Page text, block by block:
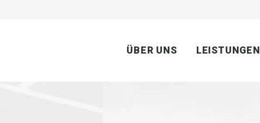
ÜBER UNS LEISTUNGEN